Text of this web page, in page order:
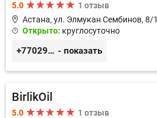
5.0
1 отзыв
Астана, ул. Элмукан Сембинов, 8/1
Открыто: круглосуточно
+77029166636 - показать
BirlikOil
5.0
1 отзыв